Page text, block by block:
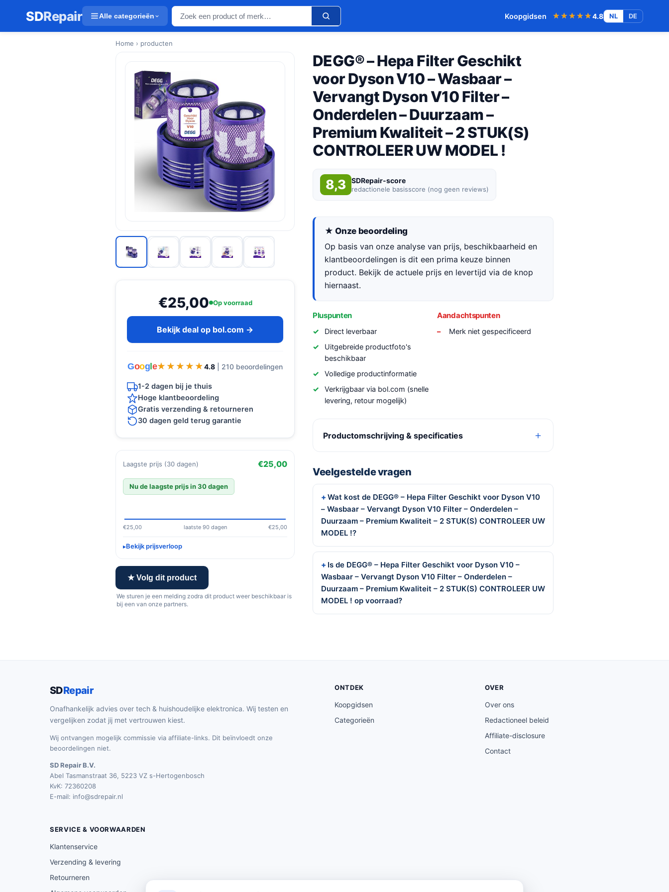
SDRepair Alle categorieën Koopgidsen ★★★★★
★★★★★4.8 NL DE
Home › producten
€25,00 Op voorraad
Bekijk deal op bol.com →
Goog e★★★★★
★★★★★ 4.8 | 210 beoordelingen
1-2 dagen bij je thuis
Hoge klantbeoordeling
Gratis verzending & retourneren
30 dagen geld terug garantie
Laagste prijs (30 dagen) €25,00
Nu de laagste prijs in 30 dagen
€25,00 laatste 90 dagen €25,00
Bekijk prijsverloop
★ Volg dit product
We sturen je een melding zodra dit product weer beschikbaar is
bij een van onze partners.
DEGG® – Hepa Filter Geschikt
voor Dyson V10 – Wasbaar –
Vervangt Dyson V10 Filter –
Onderdelen – Duurzaam –
Premium Kwaliteit – 2 STUK(S)
CONTROLEER UW MODEL !
8,3 SDRepair-score
redactionele basisscore (nog geen reviews)
★ Onze beoordeling
Op basis van onze analyse van prijs, beschikbaarheid en
klantbeoordelingen is dit een prima keuze binnen
product. Bekijk de actuele prijs en levertijd via de knop
hiernaast.
Pluspunten
Direct leverbaar
Uitgebreide productfoto's
beschikbaar
Volledige productinformatie
Verkrijgbaar via bol.com (snelle
levering, retour mogelijk)
Aandachtspunten
Merk niet gespecificeerd
Productomschrijving & specificaties
Veelgestelde vragen
Wat kost de DEGG® – Hepa Filter Geschikt voor Dyson V10
– Wasbaar – Vervangt Dyson V10 Filter – Onderdelen –
Duurzaam – Premium Kwaliteit – 2 STUK(S) CONTROLEER UW
MODEL !?
Is de DEGG® – Hepa Filter Geschikt voor Dyson V10 –
Wasbaar – Vervangt Dyson V10 Filter – Onderdelen –
Duurzaam – Premium Kwaliteit – 2 STUK(S) CONTROLEER UW
MODEL ! op voorraad?
SDRepair
Onafhankelijk advies over tech & huishoudelijke elektronica. Wij testen en
vergelijken zodat jij met vertrouwen kiest.
Wij ontvangen mogelijk commissie via affiliate-links. Dit beïnvloedt onze
beoordelingen niet.
SD Repair B.V.
Abel Tasmanstraat 36, 5223 VZ s-Hertogenbosch
KvK: 72360208
E-mail: info@sdrepair.nl
ONTDEK
Koopgidsen
Categorieën
OVER
Over ons
Redactioneel beleid
Affiliate-disclosure
Contact
SERVICE & VOORWAARDEN
Klantenservice
Verzending & levering
Retourneren